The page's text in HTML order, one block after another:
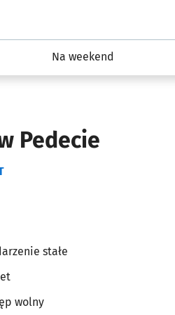
Na weekend
Pedecie
stałe
wolny